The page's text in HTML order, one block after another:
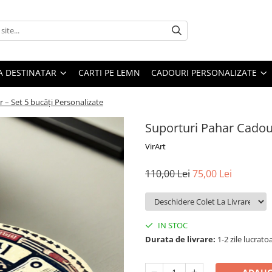
DESTINATAR CARTI PE LEMN CADOURI PERSONALIZATE
Set 5 bucăți Personalizate
Suporturi Pahar
VirArt
110,00 Lei75,00 Lei
IN STOC
Durata de livrare: 1-2 zile